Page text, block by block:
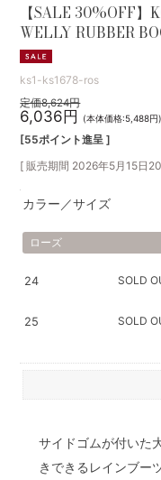
【SALE 30%OFF】
WELLY RUBBER
ks1-ks1678-ros
定価8,624円
6,036円 (本体価格:5,488円)
[55ポイント進呈 ]
[ 販売期間 2026年5月15日
カラー／サイズ
ローズ
24 SOLD
25 SOLD
サイドゴムが付いた
きできるレインブー